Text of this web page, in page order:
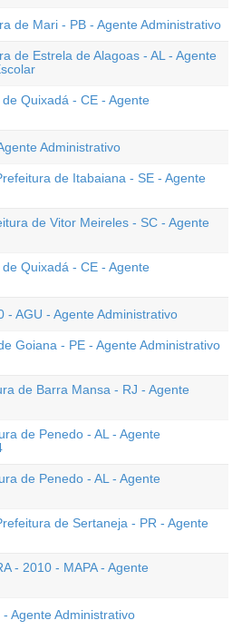
de Mari - PB - Agente Administrativo
de Estrela de Alagoas - AL - Agente
Quixadá - CE - Agente
Administrativo
de Itabaiana - SE - Agente
de Vitor Meireles - SC - Agente
Quixadá - CE - Agente
- AGU - Agente Administrativo
Goiana - PE - Agente Administrativo
de Barra Mansa - RJ - Agente
de Penedo - AL - Agente
de Penedo - AL - Agente
de Sertaneja - PR - Agente
- 2010 - MAPA - Agente
Agente Administrativo